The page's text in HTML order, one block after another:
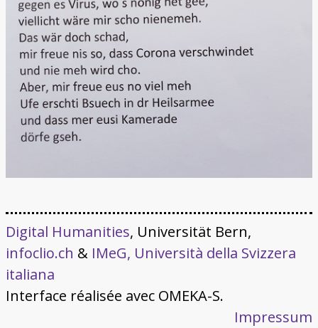
Digital Humanities, Universität Bern,
infoclio.ch & IMeG, Università della Svizzera
italiana
Interface réalisée avec OMEKA-S.
Impressum